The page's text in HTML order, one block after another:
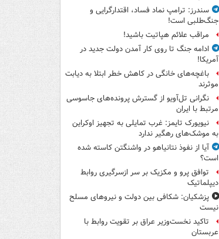
سندرز: ترامپ نماد فساد، اقتدارگرایی و
جنگ‌طلبی است!
مراقب علائم هپاتیت باشید!
ادامه جنگ تا روی کار آمدن دولت جدید در
آمریکا!
باغچه‌های خانگی در کاهش خطر ابتلا به دیابت
موثرند
نگرانی تل‌آویو از گسترش پرونده‌های جاسوسی
مرتبط با ایران
نیویورک تایمز: غرب تمایلی به تجهیز اوکراین
به موشک‌های رهگیر ندارد
آیا از نفوذ نتانیاهو در واشنگتن کاسته شده
است؟
توافق پرو و مکزیک بر سر ازسرگیری روابط
دیپلماتیک
پزشکیان: شکافی بین دولت و نیروهای مسلح
نیست
تاکید نخست‌وزیر عراق بر تقویت روابط با
عربستان